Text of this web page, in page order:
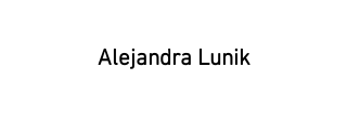
Alejandra Lunik